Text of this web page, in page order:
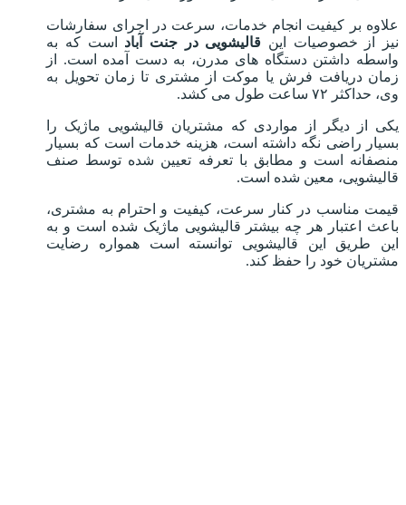
علاوه بر کیفیت انجام خدمات، سرعت در اجرای سفارشات
نیز از خصوصیات این قالیشویی در جنت آباد است که به
واسطه داشتن دستگاه های مدرن، به دست آمده است. از
زمان دریافت فرش یا موکت از مشتری تا زمان تحویل به
وی، حداکثر ۷۲ ساعت طول می کشد.
یکی از دیگر از مواردی که مشتریان قالیشویی ماژیک را
بسیار راضی نگه داشته است، هزینه خدمات است که بسیار
منصفانه است و مطابق با تعرفه تعیین شده توسط صنف
قالیشویی، معین شده است.
قیمت مناسب در کنار سرعت، کیفیت و احترام به مشتری،
باعث اعتبار هر چه بیشتر قالیشویی ماژیک شده است و به
این طریق این قالیشویی توانسته است همواره رضایت
مشتریان خود را حفظ کند.